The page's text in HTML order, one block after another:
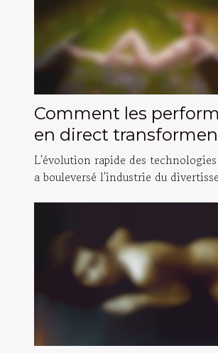
Comment les
en direct
l'industrie du
pour adultes ?
L'évolution rapide des
a bouleversé l'industrie du